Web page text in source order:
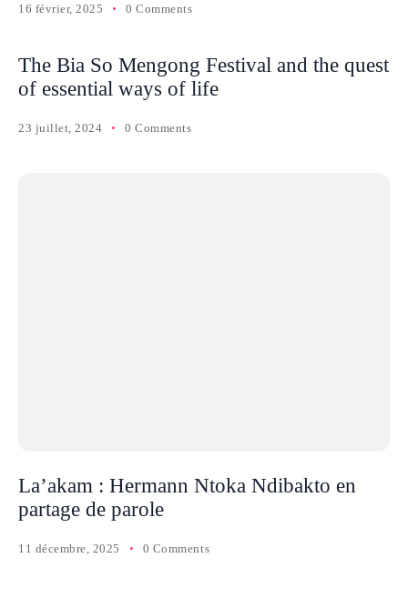
16 février, 2025 0 Comments
The Bia So Mengong Festival and the quest
of essential ways of life
23 juillet, 2024 0 Comments
La’akam : Hermann Ntoka Ndibakto en
partage de parole
11 décembre, 2025 0 Comments